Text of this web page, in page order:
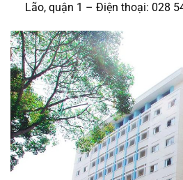
Lão, quận 1 – Điện thoại: 028